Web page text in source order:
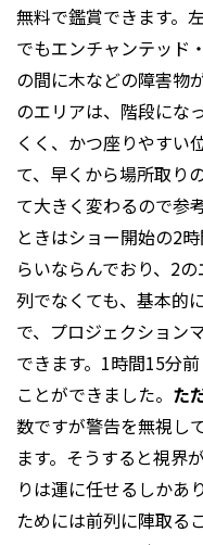
無料で鑑賞できます。
でもエンチャンテッド
の間に木などの障害物
のエリアは、階段にな
くく、かつ座りやすい
て、早くから場所取り
て大きく変わるので参
ときはショー開始の2
らいならんでおり、2
列でなくても、基本的
で、プロジェクション
できます。1時間15分
ことができました。 た
数ですが警告を無視し
ます。そうすると視界
りは運に任せるしかあ
ためには前列に陣取る